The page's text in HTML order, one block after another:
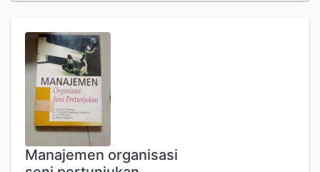
Manajemen organisasi